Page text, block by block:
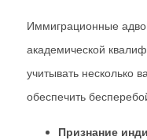
Иммиграционные
академической
учитывать несколько
обеспечить
Признание